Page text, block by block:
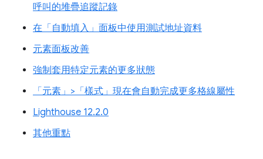
呼叫的堆疊追蹤記錄
在「自動填入」面板中使用測試地址資料
元素面板改善
強制套用特定元素的更多狀態
「元素」>「樣式」現在會自動完成更多格線屬性
Lighthouse 12.2.0
其他重點